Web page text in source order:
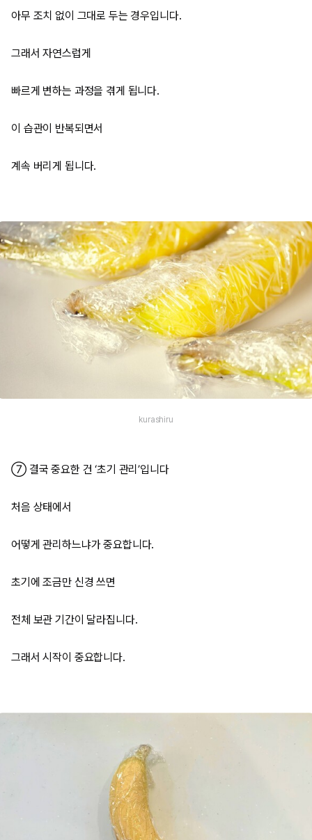
아무 조치 없이 그대로 두는 경우입니다.
그래서 자연스럽게
빠르게 변하는 과정을 겪게 됩니다.
이 습관이 반복되면서
계속 버리게 됩니다.
kurashiru
⑦ 결국 중요한 건 ‘초기 관리’입니다
처음 상태에서
어떻게 관리하느냐가 중요합니다.
초기에 조금만 신경 쓰면
전체 보관 기간이 달라집니다.
그래서 시작이 중요합니다.